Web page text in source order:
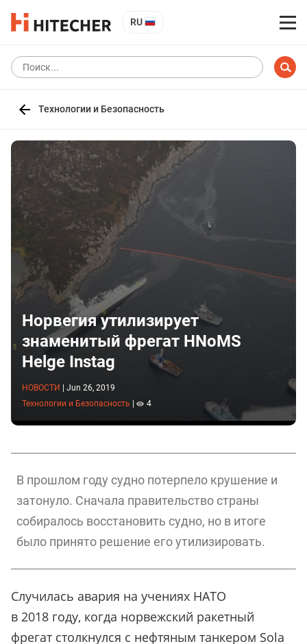
RU
Технологии и Безопасность
Норвегия утилизирует
знаменитый фрегат HNoMS
Helge Instag
НОВОСТИ
Jun 26, 2019
Технологии и Безопасность
4
В прошлом году судно потерпело крушение и
затонуло. Сначала правительство страны
собиралось восстановить судно, но в итоге
было принято решение его утилизировать.
Случилась авария на учениях НАТО
в 2018 году, когда норвежский ракетный
фрегат столкнулся с нефтяным танкером Sola